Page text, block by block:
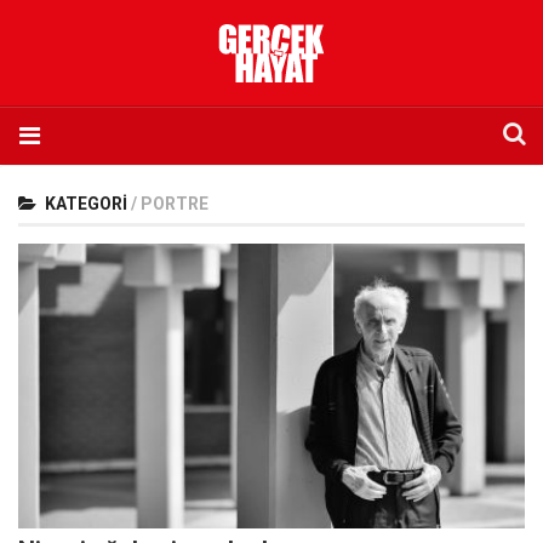
Künye
İletişim
Satış noktası listesi
Sosyal Medya
Twitter
KATEGORI / PORTRE